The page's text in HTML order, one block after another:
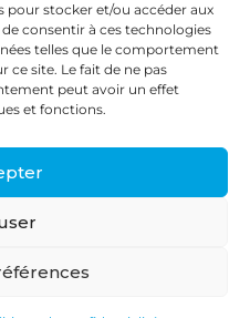
pour stocker et/ou accéder aux
consentir à ces technologies
telles que le comportement
ce site. Le fait de ne pas
peut avoir un effet
et fonctions.